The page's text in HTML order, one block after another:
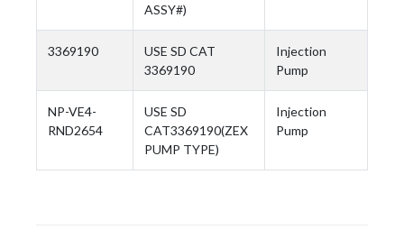
ASSY#)
3369190
USE SD CAT
3369190
Injection
Pump
NP-VE4-
RND2654
USE SD
CAT3369190(ZEX
PUMP TYPE)
Injection
Pump